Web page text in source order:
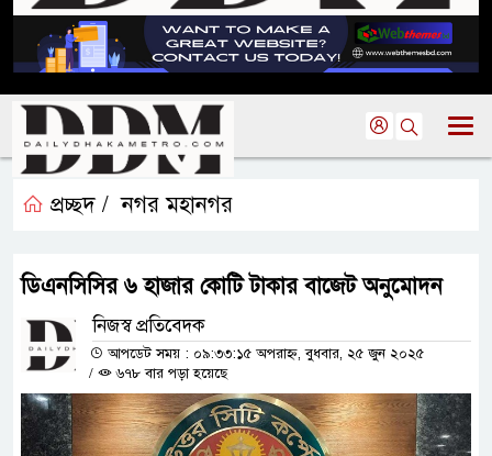
প্রচ্ছদ / নগর মহানগর
ডিএনসিসির ৬ হাজার কোটি টাকার বাজেট অনুমোদন
নিজস্ব প্রতিবেদক
আপডেট সময় : ০৯:৩৩:১৫ অপরাহ্ন, বুধবার, ২৫ জুন ২০২৫
/
৬৭৮ বার পড়া হয়েছে